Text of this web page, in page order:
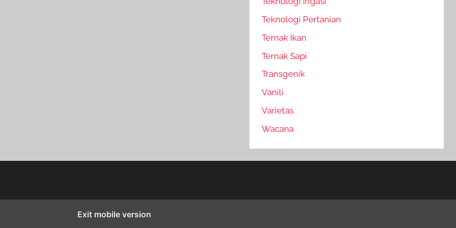
Teknologi Pertanian
Ternak Ikan
Ternak Sapi
Transgenik
Vanili
Varietas
Wacana
Exit mobile version